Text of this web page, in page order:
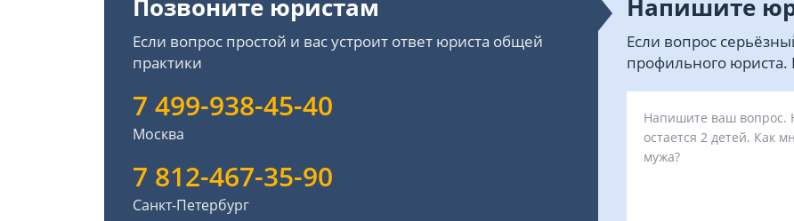
Позвоните юристам
Если вопрос простой и вас устроит ответ юриста общей
практики
7 499-938-45-40
Москва
7 812-467-35-90
Санкт-Петербург
Напишите
Если вопрос
профильного юриста.